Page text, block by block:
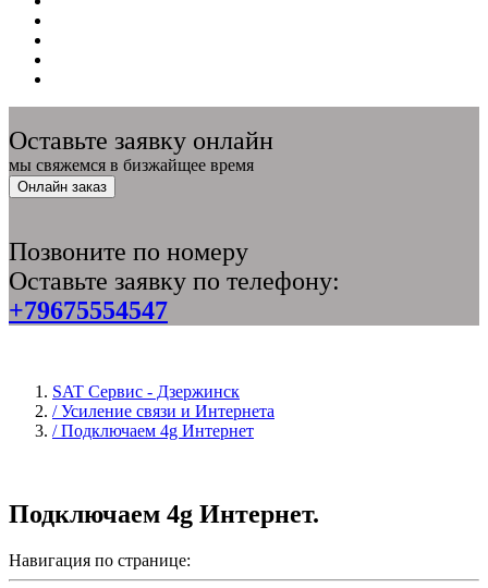
Оставьте заявку онлайн
мы свяжемся в бизжайщее время
Онлайн заказ
Позвоните по номеру
Оставьте заявку по телефону:
+79675554547
SAT Сервис - Дзержинск
/ Усиление связи и Интернета
/ Подключаем 4g Интернет
Подключаем 4g Интернет.
Навигация по странице: